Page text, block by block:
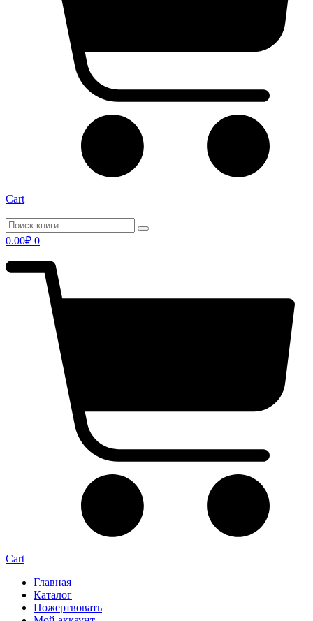
Cart
0.00₽ 0
Cart
Главная
Каталог
Пожертвовать